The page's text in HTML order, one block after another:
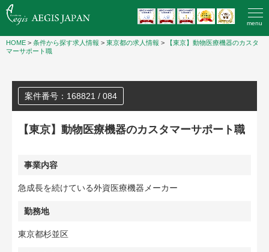
menu
HOME > 条件から探す求人情報 > 東京都の求人情報 >
【東京】動物医療機器のカスタ
マーサポート職
案件番号：168821 / 084
【東京】動物医療機器のカスタマーサポート職
事業内容
急成長を続けている外資医療機器メーカー
勤務地
東京都杉並区